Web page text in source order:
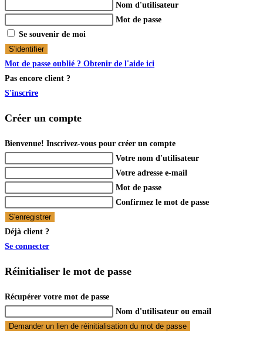
Nom d'utilisateur
Mot de passe
Se souvenir de moi
S'identifier
Mot de passe oublié ? Obtenir de l'aide ici
Pas encore client ?
S'inscrire
Créer un compte
Bienvenue! Inscrivez-vous pour créer un compte
Votre nom d'utilisateur
Votre adresse e-mail
Mot de passe
Confirmez le mot de passe
S'enregistrer
Déjà client ?
Se connecter
Réinitialiser le mot de passe
Récupérer votre mot de passe
Nom d'utilisateur ou email
Demander un lien de réinitialisation du mot de passe